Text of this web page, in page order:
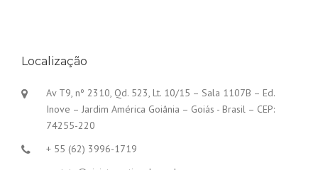
Localização
Av T9, nº 2310, Qd. 523, Lt. 10/15 – Sala 1107B – Ed.
Inove – Jardim América Goiânia – Goiás - Brasil – CEP:
74255-220
+ 55 (62) 3996-1719